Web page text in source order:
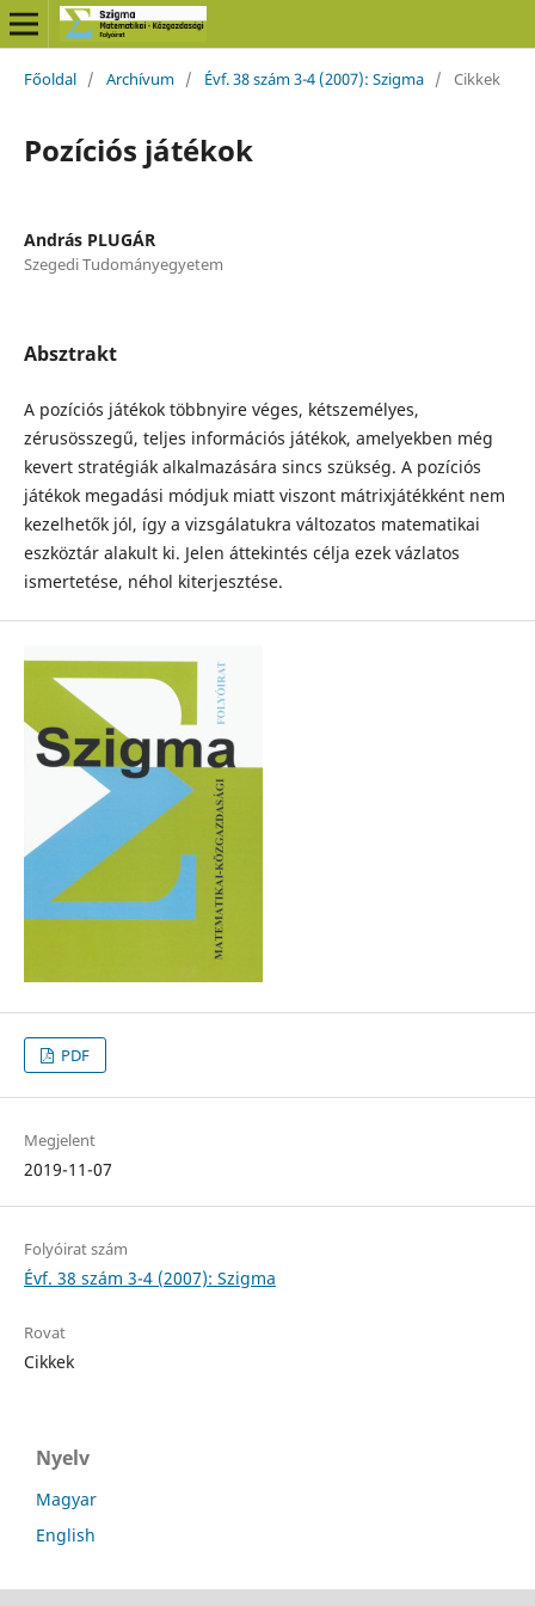
Főoldal / Archívum / Évf. 38 szám 3-4 (2007): Szigma / Cikkek
Pozíciós játékok
András PLUGÁR
Szegedi Tudományegyetem
Absztrakt
A pozíciós játékok többnyire véges, kétszemélyes,
zérusösszegű, teljes információs játékok, amelyekben még
kevert stratégiák alkalmazására sincs szükség. A pozíciós
játékok megadási módjuk miatt viszont mátrixjátékként nem
kezelhetők jól, így a vizsgálatukra változatos matematikai
eszköztár alakult ki. Jelen áttekintés célja ezek vázlatos
ismertetése, néhol kiterjesztése.
PDF
Megjelent
2019-11-07
Folyóirat szám
Évf. 38 szám 3-4 (2007): Szigma
Rovat
Cikkek
Nyelv
Magyar
English